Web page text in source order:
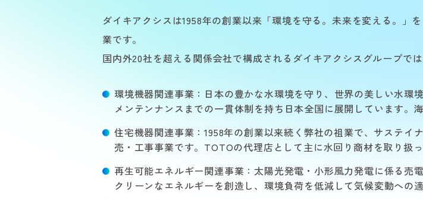
ダイキアクシスは1958年の創業以来「環境を守る。未来を変える。」
業です。
国内外20社を超える関係会社で構成されるダイキアクシスグループで
環境機器関連事業：日本の豊かな水環境を守り、世界の美しい水環
メンテンナンスまでの一貫体制を持ち日本全国に展開しています。
住宅機器関連事業：1958年の創業以来続く弊社の祖業で、サステ
売・工事事業です。TOTOの代理店として主に水回り商材を取り扱っ
再生可能エネルギー関連事業：太陽光発電・小形風力発電に係る
クリーンなエネルギーを創造し、環境負荷を低減して気候変動への